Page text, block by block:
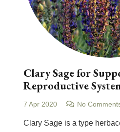
Clary Sage for
Reproductive
7 Apr 2020 No
Clary Sage is a type